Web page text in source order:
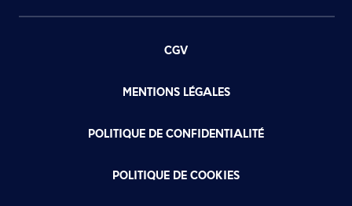
CGV
MENTIONS LÉGALES
POLITIQUE DE CONFIDENTIALITÉ
POLITIQUE DE COOKIES